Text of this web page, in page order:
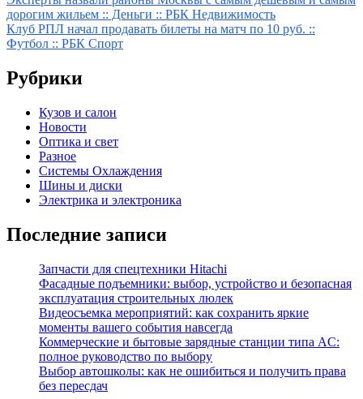
по
записям
дорогим жильем :: Деньги :: РБК Недвижимость
Клуб РПЛ начал продавать билеты на матч по 10 руб. ::
Футбол :: РБК Спорт
Рубрики
Кузов и салон
Новости
Оптика и свет
Разное
Системы Охлаждения
Шины и диски
Электрика и электроника
Последние записи
Запчасти для спецтехники Hitachi
Фасадные подъемники: выбор, устройство и безопасная
эксплуатация строительных люлек
Видеосъемка мероприятий: как сохранить яркие
моменты вашего события навсегда
Коммерческие и бытовые зарядные станции типа AC:
полное руководство по выбору
Выбор автошколы: как не ошибиться и получить права
без пересдач